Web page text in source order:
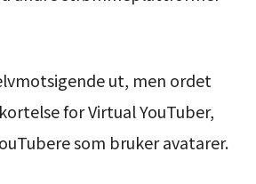
ut, men ordet
for Virtual YouTuber,
som bruker avatarer.